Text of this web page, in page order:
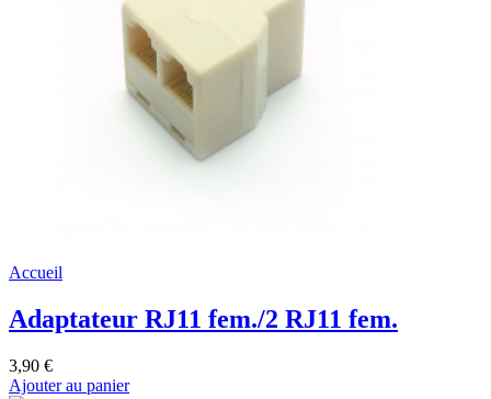
Accueil
Adaptateur RJ11 fem./2 RJ11 fem.
3,90 €
Ajouter au panier